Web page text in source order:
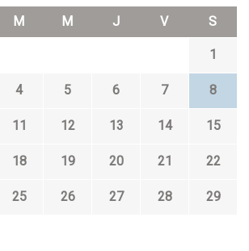
M M J V S
1
4 5 6 7 8
11 12 13 14 15
18 19 20 21 22
25 26 27 28 29